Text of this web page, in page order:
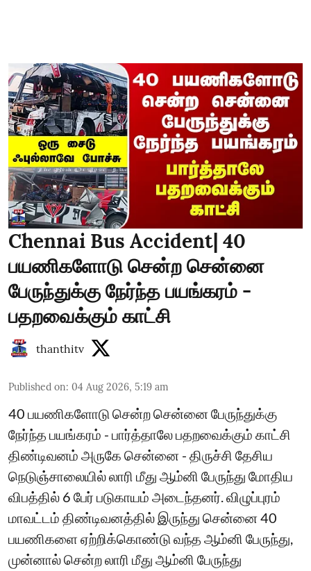
Chennai Bus Accident| 40
பயணிகளோடு சென்ற சென்னை
பேருந்துக்கு நேர்ந்த பயங்கரம் -
பதறவைக்கும் காட்சி
thanthitv
Published on: 04 Aug 2026, 5:19 am
40 பயணிகளோடு சென்ற சென்னை பேருந்துக்கு
நேர்ந்த பயங்கரம் - பார்த்தாலே பதறவைக்கும் காட்சி
திண்டிவனம் அருகே சென்னை - திருச்சி தேசிய
நெடுஞ்சாலையில் லாரி மீது ஆம்னி பேருந்து மோதிய
விபத்தில் 6 பேர் படுகாயம் அடைந்தனர். விழுப்புரம்
மாவட்டம் திண்டிவனத்தில் இருந்து சென்னை 40
பயணிகளை ஏற்றிக்கொண்டு வந்த ஆம்னி பேருந்து,
முன்னால் சென்ற லாரி மீது ஆம்னி பேருந்து